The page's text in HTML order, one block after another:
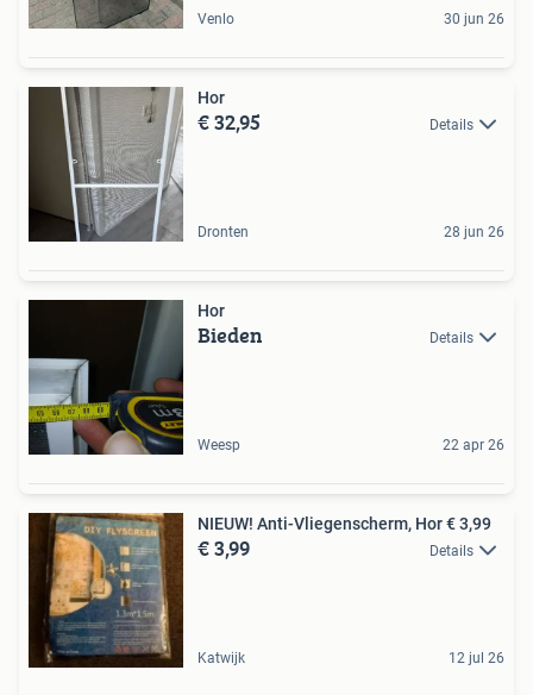
Venlo 30 jun 26
Hor
€ 32,95 Details
Dronten 28 jun 26
Hor
Bieden Details
Weesp 22 apr 26
NIEUW! Anti-Vliegenscherm, Hor € 3,99
€ 3,99 Details
Katwijk 12 jul 26